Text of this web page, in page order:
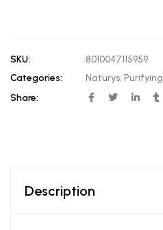
SKU:
8010047115959
Categories:
Naturys, Purifying
Share:
Description